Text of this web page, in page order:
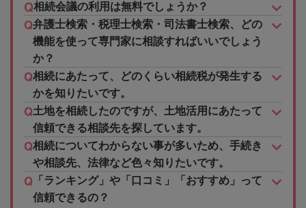
相続会議の利用は無料でしょうか？
弁護士検索・税理士検索・司法書士検索、どの
機能を使って専門家に相談すればいいでしょう
か？
相続にあたって、どのくらい相続税が発生する
かを知りたいです。
土地を相続したのですが、土地活用にあたって
信頼できる相談先を探しています。
相続についてわからない事が多いため、手続き
や相談先、法律など色々知りたいです。
「ランキング」や「口コミ」「おすすめ」って
信頼できるの？